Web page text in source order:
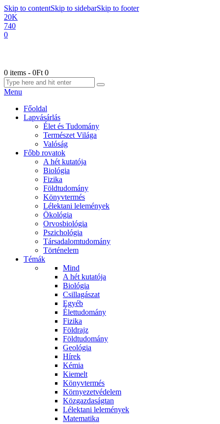
Skip to contentSkip to sidebarSkip to footer
20K
740
0
0 items - 0Ft 0
Menu
Főoldal
Lapvásárlás
Élet és Tudomány
Természet Világa
Valóság
Főbb rovatok
A hét kutatója
Biológia
Fizika
Földtudomány
Könyvtermés
Lélektani lelemények
Ökológia
Orvosbiológia
Pszichológia
Társadalomtudomány
Történelem
Témák
Mind
A hét kutatója
Biológia
Csillagászat
Egyéb
Élettudomány
Fizika
Földrajz
Földtudomány
Geológia
Hírek
Kémia
Kiemelt
Könyvtermés
Környezetvédelem
Közgazdaságtan
Lélektani lelemények
Matematika